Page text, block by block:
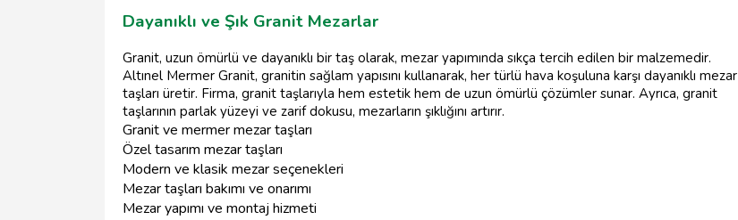
Dayanıklı ve Şık Granit Mezarlar
Granit, uzun ömürlü ve dayanıklı bir taş olarak, mezar yapımında sıkça tercih edilen bir malzemedir.
Altınel Mermer Granit, granitin sağlam yapısını kullanarak, her türlü hava koşuluna karşı dayanıklı mezar
taşları üretir. Firma, granit taşlarıyla hem estetik hem de uzun ömürlü çözümler sunar. Ayrıca, granit
taşlarının parlak yüzeyi ve zarif dokusu, mezarların şıklığını artırır.
Granit ve mermer mezar taşları
Özel tasarım mezar taşları
Modern ve klasik mezar seçenekleri
Mezar taşları bakımı ve onarımı
Mezar yapımı ve montaj hizmeti